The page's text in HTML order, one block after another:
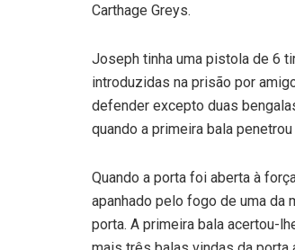
Carthage Greys.
Joseph tinha uma pistola de 6
introduzidas na prisão por
defender excepto duas
quando a primeira bala
Quando a porta foi aberta à
apanhado pelo fogo de uma da
porta. A primeira bala acertou-